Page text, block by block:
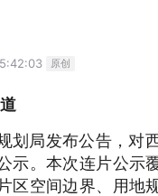
原创
划局发布公告，对
示。本次连片公示
区空间边界、用地